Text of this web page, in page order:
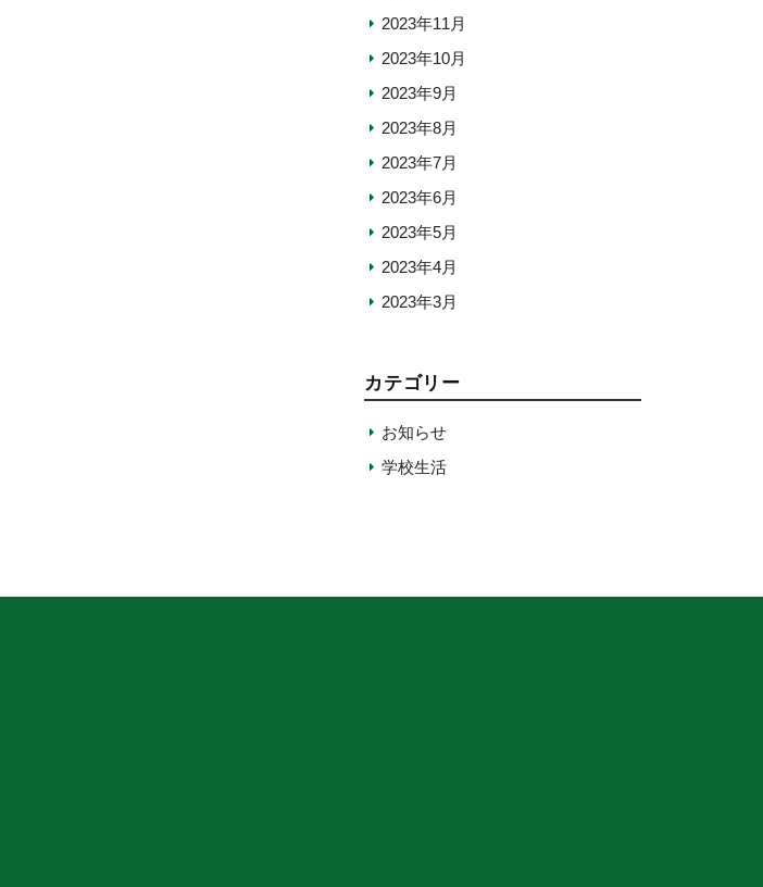
2023年11月
2023年10月
2023年9月
2023年8月
2023年7月
2023年6月
2023年5月
2023年4月
2023年3月
カテゴリー
お知らせ
学校生活